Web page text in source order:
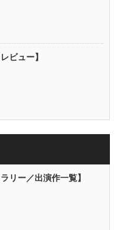
ビュー】
リー／出演作一覧】